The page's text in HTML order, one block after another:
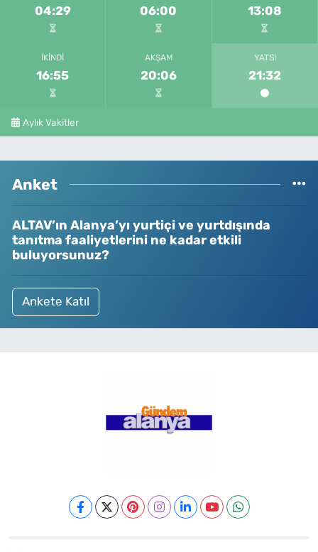
04:29 06:00 13:08
İKINDI
16:55
AKŞAM
20:06
YATSI
21:32
Aylık Vakitler
Anket
ALTAV’ın Alanya’yı yurtiçi ve yurtdışında
tanıtma faaliyetlerini ne kadar etkili
buluyorsunuz?
Ankete Katıl